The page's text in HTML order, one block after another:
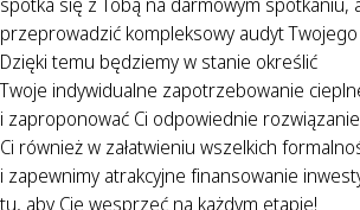
przeprowadzić kompleksowy audyt
Dzięki temu będziemy w stanie określić
Twoje indywidualne zapotrzebowanie
i zaproponować Ci odpowiednie
Ci również w załatwieniu wszelkich
i zapewnimy atrakcyjne finansowanie
tu, aby Cię wesprzeć na każdym etapie!